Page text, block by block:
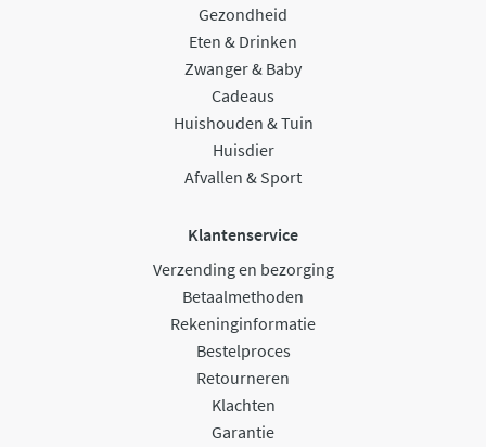
Gezondheid
Eten & Drinken
Zwanger & Baby
Cadeaus
Huishouden & Tuin
Huisdier
Afvallen & Sport
Klantenservice
Verzending en bezorging
Betaalmethoden
Rekeninginformatie
Bestelproces
Retourneren
Klachten
Garantie